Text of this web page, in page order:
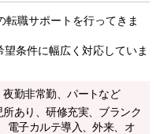
職サポートを行ってきま
条件に幅広く対応していま
勤非常勤、パートなど
あり、研修充実、ブランク
電子カルテ導入、外来、オ